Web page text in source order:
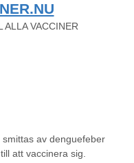
ALLA VACCINER
av denguefeber
att vaccinera sig.